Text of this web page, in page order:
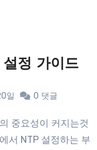
정 가이드
일 0 댓글
서 NTP 설정하는 부